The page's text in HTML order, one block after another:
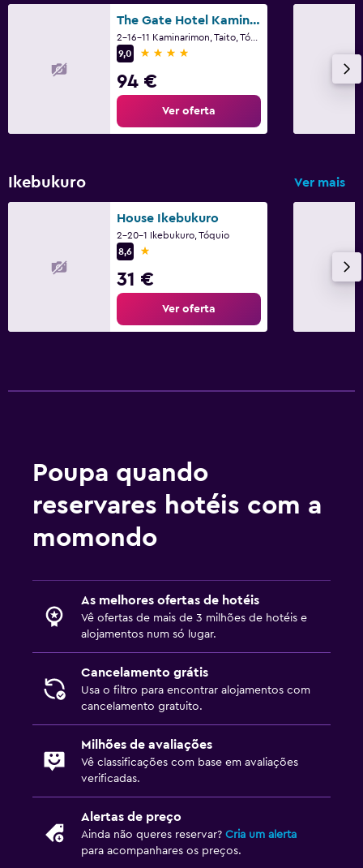
Fax/fotocopiadora
Piscina e spa
Ginásio
The Gate Hotel Kaminarimon by Hulic
9,0
4 estrelas
94 €
Ver oferta
Ikebukuro Ver mais
House Ikebukuro
2-20-1 Ikebukuro, Tóquio
8,6
1 estrela
31 €
Ver oferta
Poupa quando
reservares hotéis com a
momondo
As melhores ofertas de hotéis
Vê ofertas de mais de 3 milhões de hotéis e
alojamentos num só lugar.
Cancelamento grátis
Usa o filtro para encontrar alojamentos com
cancelamento gratuito.
Milhões de avaliações
Vê classificações com base em avaliações
verificadas.
Alertas de preço
Ainda não queres reservar? Cria um alerta
para acompanhares os preços.